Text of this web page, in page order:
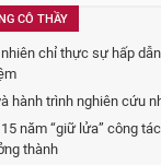
CÔ THẦY
chỉ thực sự hấp
hành trình nghiên cứu
năm “giữ lửa” công
thành